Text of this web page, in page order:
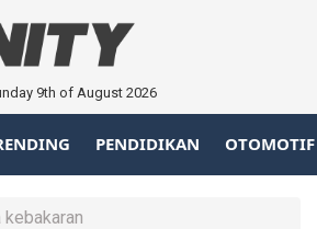
9th of August 2026
PENDIDIKAN OTOMOTIF